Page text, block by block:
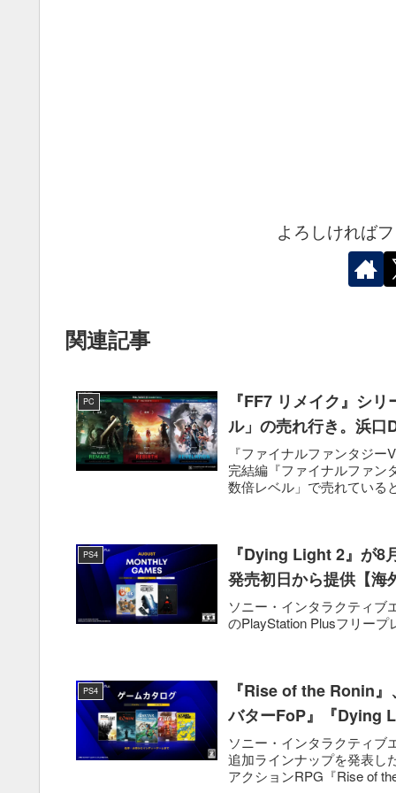
よろしければ
関連記事
PC
『FF7 リメイク』シ
ル」の売れ行き。浜口
『ファイナルファンタジ
完結編『ファイナルファン
数倍レベル」で売れている
PS4
『Dying Light 2』が
発売初日から提供【海
ソニー・インタラクティブ
のPlayStation Plusフリープ
PS4
『Rise of the Ronin
バターFoP』『Dying
ソニー・インタラクティブ
追加ラインナップを発表し
アクションRPG『Rise of